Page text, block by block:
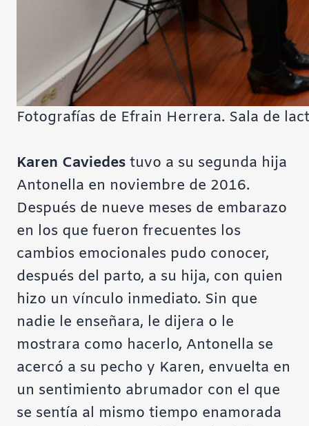
Fotografías de Efrain Herrera. Sala de
Karen Caviedes tuvo a su segunda hija
Antonella en noviembre de 2016.
Después de nueve meses de embarazo
en los que fueron frecuentes los
cambios emocionales pudo conocer,
después del parto, a su hija, con quien
hizo un vínculo inmediato. Sin que
nadie le enseñara, le dijera o le
mostrara como hacerlo, Antonella se
acercó a su pecho y Karen, envuelta en
un sentimiento abrumador con el que
se sentía al mismo tiempo enamorada